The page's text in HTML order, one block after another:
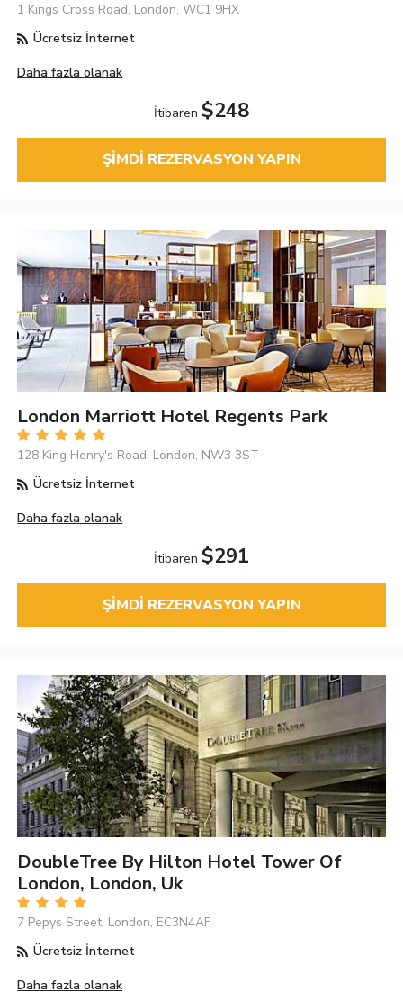
1 Kings Cross Road, London, WC1 9HX
Ücretsiz İnternet
Daha fazla olanak
İtibaren $248
ŞIMDI REZERVASYON YAPIN
London Marriott Hotel Regents Park
128 King Henry's Road, London, NW3 3ST
Ücretsiz İnternet
Daha fazla olanak
İtibaren $291
ŞIMDI REZERVASYON YAPIN
DoubleTree By Hilton Hotel Tower Of
London, London, Uk
7 Pepys Street, London, EC3N4AF
Ücretsiz İnternet
Daha fazla olanak